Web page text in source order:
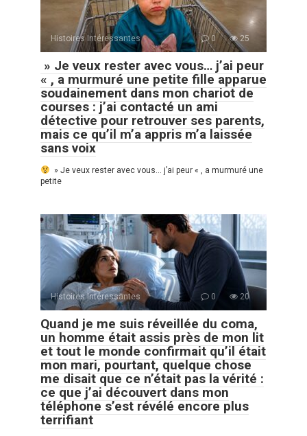
Histoires Intéressantes 0 25
» Je veux rester avec vous… j’ai peur
« , a murmuré une petite fille apparue
soudainement dans mon chariot de
courses : j’ai contacté un ami
détective pour retrouver ses parents,
mais ce qu’il m’a appris m’a laissée
sans voix
» Je veux rester avec vous… j’ai peur « , a murmuré une
petite
Histoires Intéressantes 0 20
Quand je me suis réveillée du coma,
un homme était assis près de mon lit
et tout le monde confirmait qu’il était
mon mari, pourtant, quelque chose
me disait que ce n’était pas la vérité :
ce que j’ai découvert dans mon
téléphone s’est révélé encore plus
terrifiant